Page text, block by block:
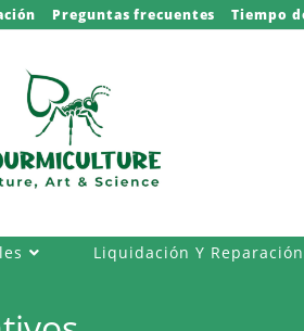
Preguntas frecuentes Tiempo
Liquidación Y Reparación